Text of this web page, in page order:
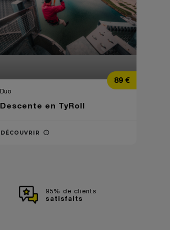
Prix89 €
Duo
Descente en TyRoll
DÉCOUVRIR
95% de clients
satisfaits